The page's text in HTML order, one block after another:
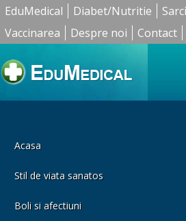
EduMedical Diabet/Nutritie
Vaccinarea
Despre noi Contact
Acasa
Stil de viata sanatos
Boli si afectiuni